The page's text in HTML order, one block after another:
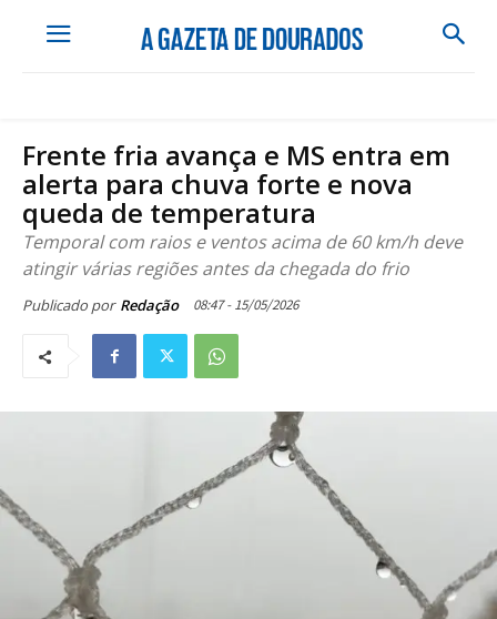
Frente fria avança e MS entra em
alerta para chuva forte e nova
queda de temperatura
Temporal com raios e ventos acima de 60 km/h deve
atingir várias regiões antes da chegada do frio
Publicado por Redação 08:47 - 15/05/2026